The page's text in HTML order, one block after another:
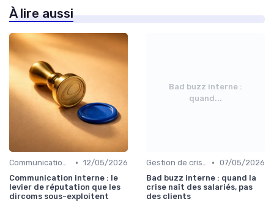
À lire aussi
Communication interne • 12/05/2026
Communication interne : le
levier de réputation que les
dircoms sous-exploitent
Bad buzz interne :
quand...
Gestion de crise • 07/05/2026
Bad buzz interne : quand la
crise naît des salariés, pas
des clients